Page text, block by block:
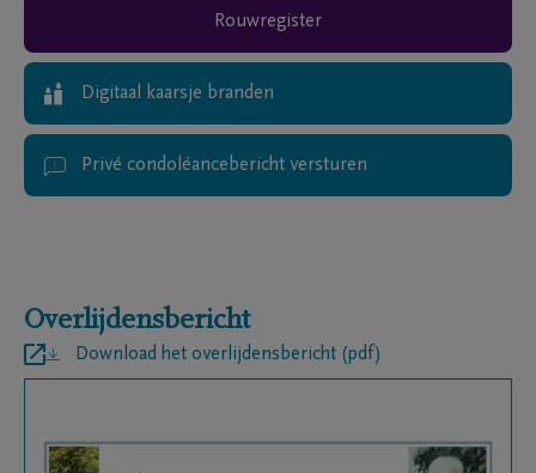
Rouwregister
Digitaal kaarsje branden
Privé condoléancebericht versturen
Overlijdensbericht
Download het overlijdensbericht (pdf)